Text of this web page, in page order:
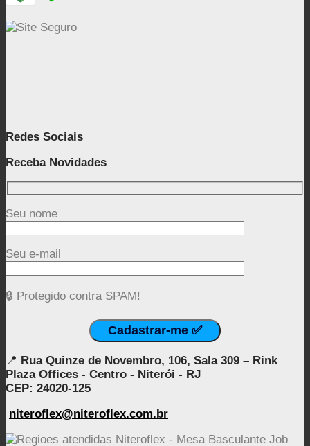
Redes Sociais
Receba Novidades
Seu nome
Seu e-mail
🔒 Protegido contra SPAM!
📍 Rua Quinze de Novembro, 106, Sala 309 – Rink
Plaza Offices - Centro - Niterói - RJ
CEP: 24020-125
niteroflex@niteroflex.com.br